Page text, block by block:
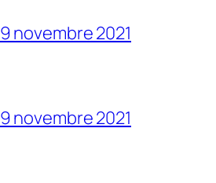
9 novembre 2021
9 novembre 2021